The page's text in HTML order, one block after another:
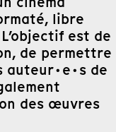
libre
est de
de permettre
auteur·e·s de
des œuvres